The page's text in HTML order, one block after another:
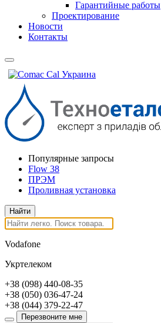
Гарантийные работы
Проектирование
Новости
Контакты
Популярные запросы
Flow 38
ПРЭМ
Проливная установка
Vodafone
Укртелеком
+38 (098) 440-08-35
+38 (050) 036-47-24
+38 (044) 379-22-47
Перезвоните мне